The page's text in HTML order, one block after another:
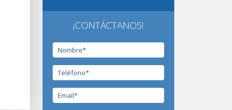
¡CONTÁCTANOS!